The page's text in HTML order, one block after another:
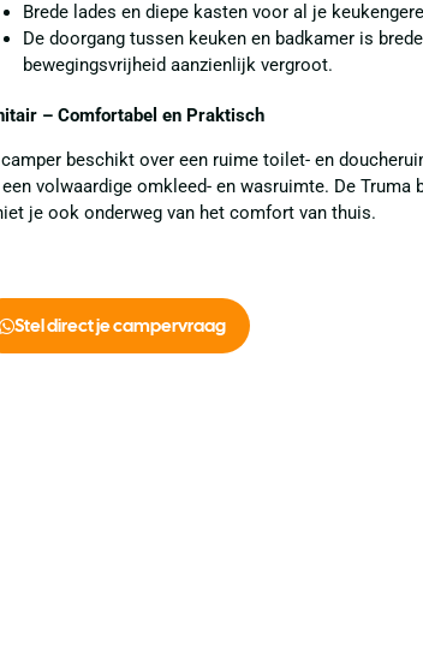
Brede lades en diepe kasten voor al je
De doorgang tussen keuken en badkamer is
bewegingsvrijheid aanzienlijk vergroot.
– Comfortabel en Praktisch
camper beschikt over een ruime toilet- en
volwaardige omkleed- en wasruimte. De
je ook onderweg van het comfort van thuis.
Stel direct je campervraag